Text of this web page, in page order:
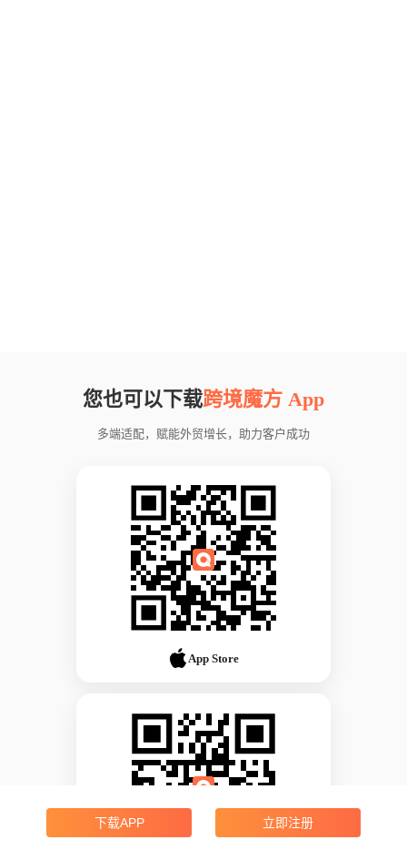
您也可以下载跨境魔方 App
多端适配，赋能外贸增长，助力客户成功
App Store
下载APP 立即注册